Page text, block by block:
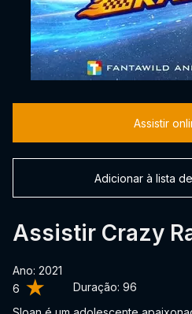
6 Duração: 96
Assistir Crazy
Ano: 2021
Assistir
Adicionar à lista